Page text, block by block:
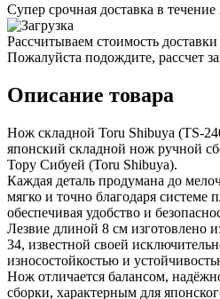
Супер срочная доставка в течение
Рассчитываем стоимость доставки
Пожалуйста подождите, рассчет
Описание товара
Нож складной Toru Shibuya (TS-
японский складной нож ручной
Тору Сибуей (Toru Shibuya).
Каждая деталь продумана до
мягко и точно благодаря системе
обеспечивая удобство и
Лезвие длиной 8 см изготовлено
34, известной своей
износостойкостью и
Нож отличается балансом,
сборки, характерным для